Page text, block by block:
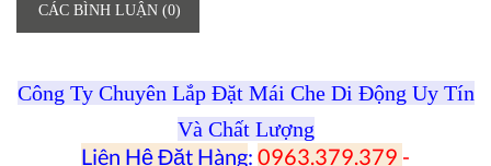
CÁC BÌNH LUẬN (0)
Công Ty Chuyên Lắp Đặt Mái Che Di Động Uy Tín
Và Chất Lượng
Liên Hệ Đặt Hàng: 0963.379.379 -